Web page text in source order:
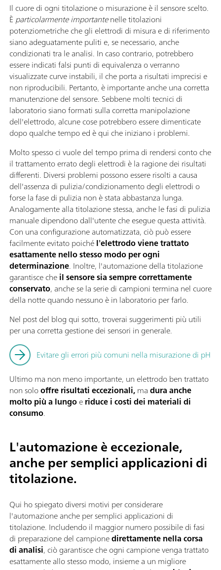
Il cuore di ogni titolazione o misurazione è il sensore scelto.
È particolarmente importantenelle titolazioni
potenziometriche che gli elettrodi di misura e di riferimento
siano adeguatamente puliti e, se necessario, anche
condizionati tra le analisi. In caso contrario, potrebbero
essere indicati falsi punti di equivalenza o verranno
visualizzate curve instabili, il che porta a risultati imprecisi e
non riproducibili. Pertanto, è importante anche una corretta
manutenzione del sensore. Sebbene molti tecnici di
laboratorio siano formati sulla corretta manipolazione
dell'elettrodo, alcune cose potrebbero essere dimenticate
dopo qualche tempo ed è qui che iniziano i problemi.
Molto spesso ci vuole del tempo prima di rendersi conto che
il trattamento errato degli elettrodi è la ragione dei risultati
differenti. Diversi problemi possono essere risolti a causa
dell'assenza di pulizia/condizionamento degli elettrodi o
forse la fase di pulizia non è stata abbastanza lunga.
Analogamente alla titolazione stessa, anche le fasi di pulizia
manuale dipendono dall'utente che esegue questa attività.
Con una configurazione automatizzata, ciò può essere
facilmente evitato poichél'elettrodo viene trattato
esattamente nello stesso modo per ogni
determinazione. Inoltre, l'automazione della titolazione
garantisce cheil sensore sia sempre correttamente
conservato, anche se la serie di campioni termina nel cuore
della notte quando nessuno è in laboratorio per farlo.
Nel post del blog qui sotto, troverai suggerimenti più utili
per una corretta gestione dei sensori in generale.
Evitare gli errori più comuni nella misurazione di pH
Ultimo ma non meno importante, un elettrodo ben trattato
non solooffre risultati eccezionali,madura anche
molto più a lungoeriduce i costi dei materiali di
consumo.
L'automazione è eccezionale,
anche per semplici applicazioni di
titolazione.
Qui ho spiegato diversi motivi per considerare
l'automazione anche per semplici applicazioni di
titolazione. Includendo il maggior numero possibile di fasi
di preparazione del campionedirettamente nella corsa
di analisi, ciò garantisce che ogni campione venga trattato
esattamente allo stesso modo, insieme a un migliore